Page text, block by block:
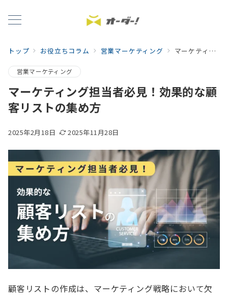
トップ お役立ちコラム 営業マーケティング マーケティング担当者必見！効果的な顧客リストの集め方
営業マーケティング
マーケティング担当者必見！効果的な顧
客リストの集め方
2025年2月18日 2025年11月28日
顧客リストの作成は、マーケティング戦略において欠